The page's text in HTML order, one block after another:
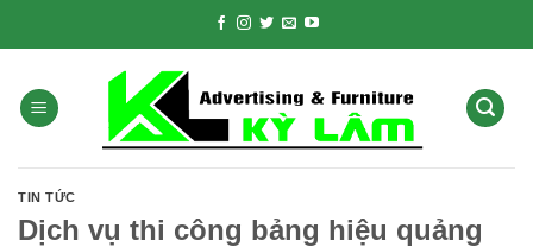
TIN TỨC
Dịch vụ thi công bảng hiệu quảng